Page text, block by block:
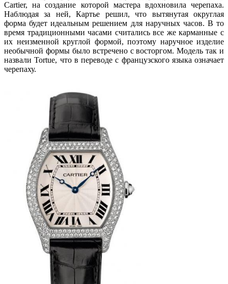
Cartier, на создание которой мастера вдохновила черепаха.
Наблюдая за ней, Картье решил, что вытянутая округлая
форма будет идеальным решением для наручных часов. В то
время традиционными часами считались все же карманные с
их неизменной круглой формой, поэтому наручное изделие
необычной формы было встречено с восторгом. Модель так и
назвали Tortue, что в переводе с французского языка означает
черепаху.